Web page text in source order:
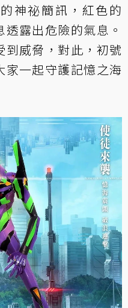
神祕簡訊，紅色的
透露出危險的氣息。
到威脅，對此，初號
家一起守護記憶之海